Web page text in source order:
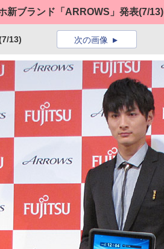
新ブランド「ARROWS」発表(7/13)
13) 次の画像